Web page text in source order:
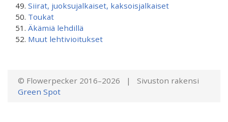
Siirat, juoksujalkaiset, kaksoisjalkaiset
Toukat
Äkämiä lehdillä
Muut lehtivioitukset
© Flowerpecker 2016–2026 | Sivuston rakensi
Green Spot